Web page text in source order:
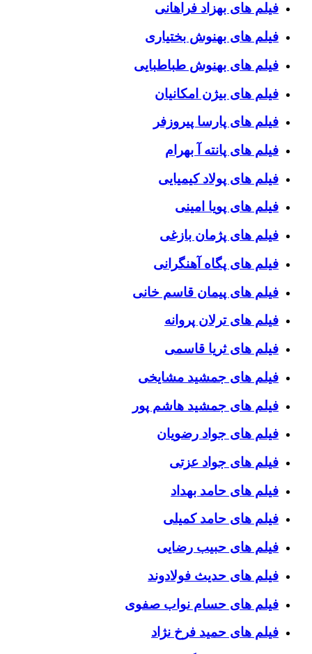
فیلم های بهزاد فراهانی
فیلم های بهنوش بختیاری
فیلم های بهنوش طباطبایی
فیلم های بیژن امکانیان
فیلم های پارسا پیروزفر
فیلم های پانته آ بهرام
فیلم های پولاد کیمیایی
فیلم های پویا امینی
فیلم های پژمان بازغی
فیلم های پگاه آهنگرانی
فیلم های پیمان قاسم خانی
فیلم های ترلان پروانه
فیلم های ثریا قاسمی
فیلم های جمشید مشایخی
فیلم های جمشید هاشم پور
فیلم های جواد رضویان
فیلم های جواد عزتی
فیلم های حامد بهداد
فیلم های حامد کمیلی
فیلم های حبیب رضایی
فیلم های حدیث فولادوند
فیلم های حسام نواب صفوی
فیلم های حمید فرخ نژاد